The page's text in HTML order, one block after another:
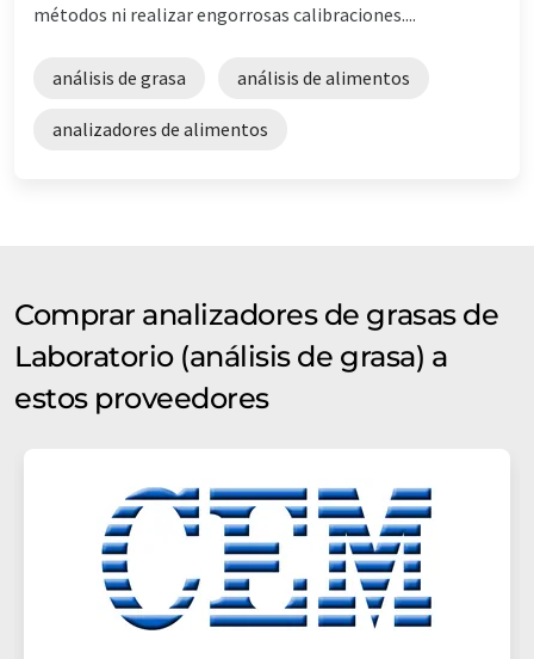
métodos ni realizar engorrosas calibraciones....
análisis de grasa análisis de alimentos
analizadores de alimentos
Comprar analizadores de grasas de
Laboratorio (análisis de grasa) a
estos proveedores